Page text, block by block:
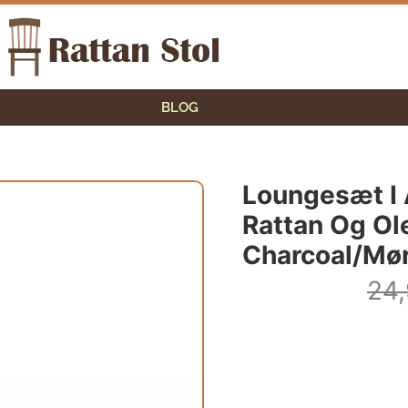
BLOG
Loungesæt I
Rattan Og
Charcoal/